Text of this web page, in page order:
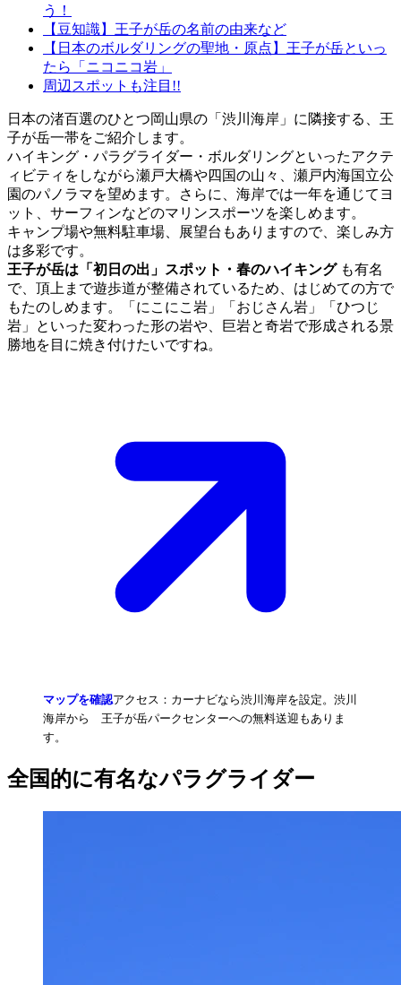
う！
【豆知識】王子が岳の名前の由来など
【日本のボルダリングの聖地・原点】王子が岳といっ
たら「ニコニコ岩」
周辺スポットも注目!!
日本の渚百選のひとつ岡山県の「渋川海岸」に隣接する、王
子が岳一帯をご紹介します。
ハイキング・パラグライダー・ボルダリングといったアクテ
ィビティをしながら瀬戸大橋や四国の山々、瀬戸内海国立公
園のパノラマを望めます。さらに、海岸では一年を通じてヨ
ット、サーフィンなどのマリンスポーツを楽しめます。
キャンプ場や無料駐車場、展望台もありますので、楽しみ方
は多彩です。
王子が岳は「初日の出」スポット・春のハイキングも有名
で、頂上まで遊歩道が整備されているため、はじめての方で
もたのしめます。「にこにこ岩」「おじさん岩」「ひつじ
岩」といった変わった形の岩や、巨岩と奇岩で形成される景
勝地を目に焼き付けたいですね。
マップを確認アクセス：カーナビなら渋川海岸を設定。渋川
海岸から 王子が岳パークセンターへの無料送迎もありま
す。
全国的に有名なパラグライダー